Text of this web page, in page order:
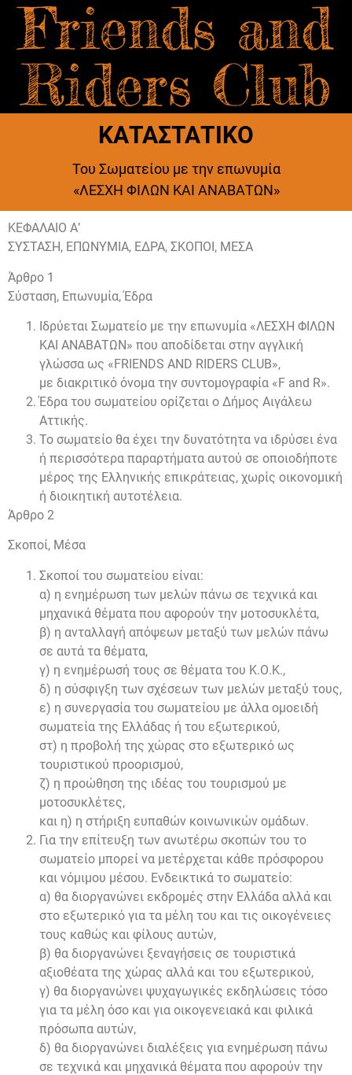
Friends and
Riders Club
ΚΑΤΑΣΤΑΤΙΚΟ
Του Σωματείου με την επωνυμία
«ΛΕΣΧΗ ΦΙΛΩΝ ΚΑΙ ΑΝΑΒΑΤΩΝ»
ΚΕΦΑΛΑΙΟ Α’
ΣΥΣΤΑΣΗ, ΕΠΩΝΥΜΙΑ, ΕΔΡΑ, ΣΚΟΠΟΙ, ΜΕΣΑ
Άρθρο 1
Σύσταση, Επωνυμία, Έδρα
Ιδρύεται Σωματείο με την επωνυμία «ΛΕΣΧΗ ΦΙΛΩΝ
ΚΑΙ ΑΝΑΒΑΤΩΝ» που αποδίδεται στην αγγλική
γλώσσα ως «FRIENDS AND RIDERS CLUB»,
με διακριτικό όνομα την συντομογραφία «F and R».
Έδρα του σωματείου ορίζεται ο Δήμος Αιγάλεω
Αττικής.
Το σωματείο θα έχει την δυνατότητα να ιδρύσει ένα
ή περισσότερα παραρτήματα αυτού σε οποιοδήποτε
μέρος της Ελληνικής επικράτειας, χωρίς οικονομική
ή διοικητική αυτοτέλεια.
Άρθρο 2
Σκοποί, Μέσα
Σκοποί του σωματείου είναι:
α) η ενημέρωση των μελών πάνω σε τεχνικά και
μηχανικά θέματα που αφορούν την μοτοσυκλέτα,
β) η ανταλλαγή απόψεων μεταξύ των μελών πάνω
σε αυτά τα θέματα,
γ) η ενημέρωσή τους σε θέματα του Κ.Ο.Κ.,
δ) η σύσφιγξη των σχέσεων των μελών μεταξύ τους,
ε) η συνεργασία του σωματείου με άλλα ομοειδή
σωματεία της Ελλάδας ή του εξωτερικού,
στ) η προβολή της χώρας στο εξωτερικό ως
τουριστικού προορισμού,
ζ) η προώθηση της ιδέας του τουρισμού με
μοτοσυκλέτες,
και η) η στήριξη ευπαθών κοινωνικών ομάδων.
Για την επίτευξη των ανωτέρω σκοπών του το
σωματείο μπορεί να μετέρχεται κάθε πρόσφορου
και νόμιμου μέσου. Ενδεικτικά το σωματείο:
α) θα διοργανώνει εκδρομές στην Ελλάδα αλλά και
στο εξωτερικό για τα μέλη του και τις οικογένειες
τους καθώς και φίλους αυτών,
β) θα διοργανώνει ξεναγήσεις σε τουριστικά
αξιοθέατα της χώρας αλλά και του εξωτερικού,
γ) θα διοργανώνει ψυχαγωγικές εκδηλώσεις τόσο
για τα μέλη όσο και για οικογενειακά και φιλικά
πρόσωπα αυτών,
δ) θα διοργανώνει διαλέξεις για ενημέρωση πάνω
σε τεχνικά και μηχανικά θέματα που αφορούν την